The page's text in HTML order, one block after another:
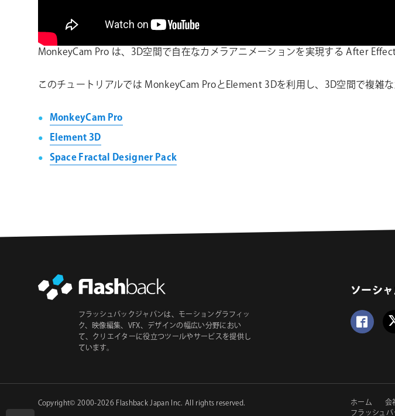
MonkeyCam Pro は、3D空間で自在なカメラアニメーションを実現する After
このチュートリアルでは MonkeyCam ProとElement 3Dを利用し、3D空間で複雑
MonkeyCam Pro
Element 3D
Space Fractal Designer Pack
ソーシ
フラッシュバックジャパンは、モーショングラフィッ
ク、映像編集、VFX、デザインの幅広い分野におい
て、クリエイターに役立つツールやサービスを提供し
ています。
セ
ホーム 会
フラッシュ
Copyright© 2000-2026 Flashback Japan Inc. All rights reserved.